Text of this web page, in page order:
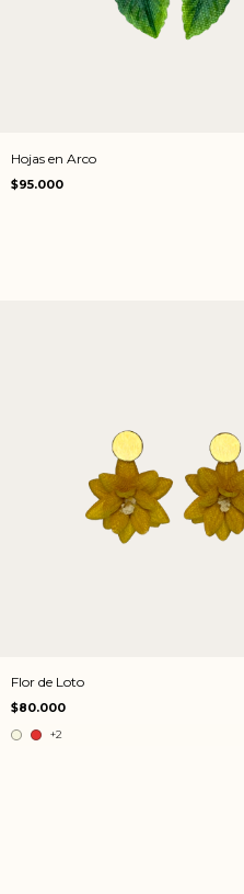
Hojas en Arco
$95.000
Flor de Loto
$80.000
+2